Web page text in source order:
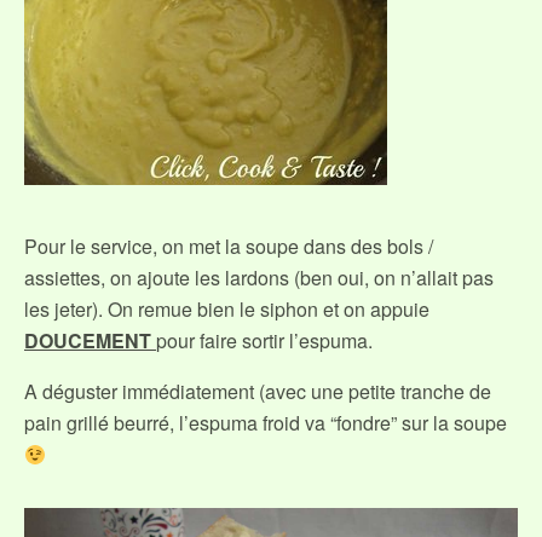
Pour le service, on met la soupe dans des bols /
assiettes, on ajoute les lardons (ben oui, on n’allait pas
les jeter). On remue bien le siphon et on appuie
DOUCEMENT pour faire sortir l’espuma.
A déguster immédiatement (avec une petite tranche de
pain grillé beurré, l’espuma froid va “fondre” sur la soupe